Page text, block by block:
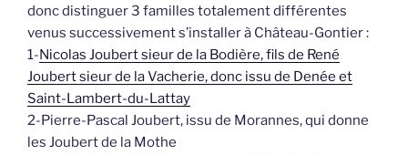
donc distinguer 3 familles totalement différentes
venus successivement s’installer à Château-Gontier :
1-Nicolas Joubert sieur de la Bodière, fils de René
Joubert sieur de la Vacherie, donc issu de Denée et
Saint-Lambert-du-Lattay
2-Pierre-Pascal Joubert, issu de Morannes, qui donne
les Joubert de la Mothe